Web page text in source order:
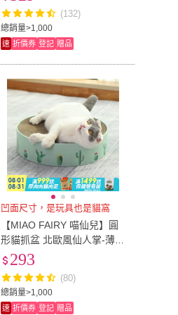
總銷量>1,000
(132)
速 折價券 登記 贈品
凹面尺寸，是玩具也是貓窩
【MIAO FAIRY 喵仙兒】圓
形貓抓盆 北歐風仙人掌-薄荷
綠-L(貓抓板/貓玩具)
總銷量>1,000
293
(80)
速 折價券 登記 贈品